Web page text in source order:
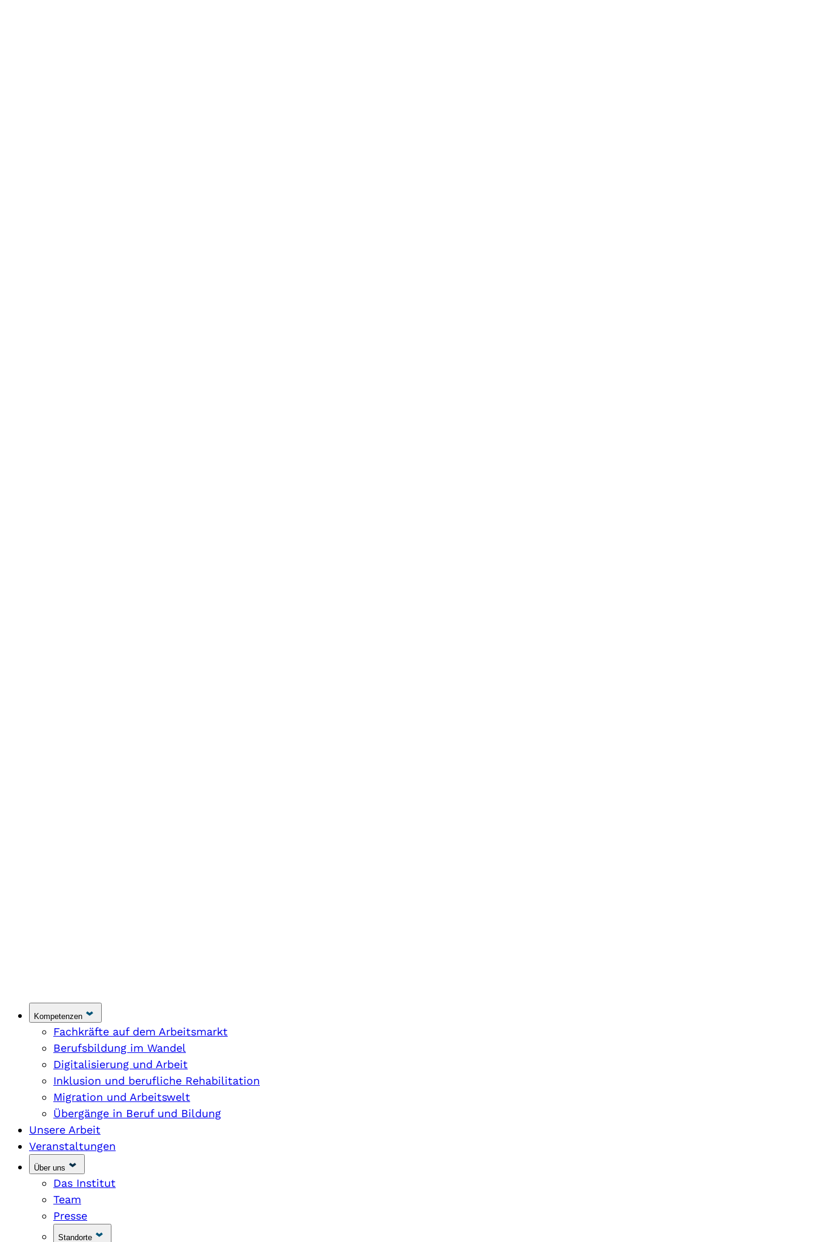
Kompetenzen
Fachkräfte auf dem Arbeitsmarkt
Berufsbildung im Wandel
Digitalisierung und Arbeit
Inklusion und berufliche Rehabilitation
Migration und Arbeitswelt
Übergänge in Beruf und Bildung
Unsere Arbeit
Veranstaltungen
Über uns
Das Institut
Team
Presse
Standorte